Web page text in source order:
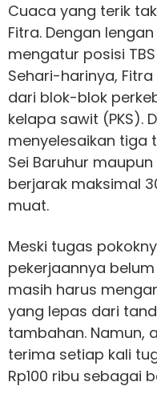
Cuaca yang terik
Fitra. Dengan
mengatur posisi
Sehari-harinya,
dari blok-blok
kelapa sawit (PKS).
menyelesaikan tiga
Sei Baruhur maupun
berjarak maksimal
muat.
Meski tugas
pekerjaannya
masih harus
yang lepas dari
tambahan. Namun,
terima setiap kali
Rp100 ribu sebagai